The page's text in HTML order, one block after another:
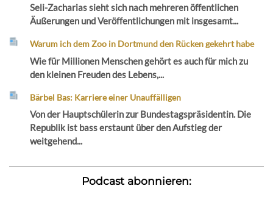
Seli-Zacharias sieht sich nach mehreren öffentlichen
Äußerungen und Veröffentlichungen mit insgesamt...
Warum ich dem Zoo in Dortmund den Rücken gekehrt habe
Wie für Millionen Menschen gehört es auch für mich zu
den kleinen Freuden des Lebens,...
Bärbel Bas: Karriere einer Unauffälligen
Von der Hauptschülerin zur Bundestagspräsidentin. Die
Republik ist bass erstaunt über den Aufstieg der
weitgehend...
Podcast abonnieren: